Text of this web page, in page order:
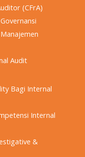
(CFrA)
Audit
Bagi Internal
Internal
&